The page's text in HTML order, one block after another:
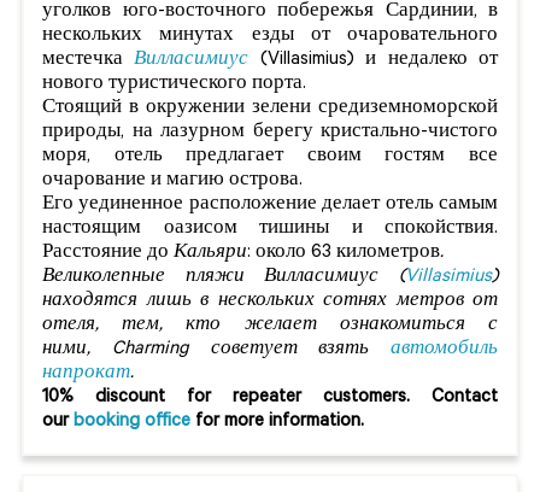
уголков юго-восточного побережья Сардинии, в
нескольких минутах езды от очаровательного
местечкаВилласимиус (Villasimius) и недалеко от
нового туристического порта.
Стоящий в окружении зелени средиземноморской
природы, на лазурном берегу кристально-чистого
моря, отель предлагает своим гостям все
очарование и магию острова.
Его уединенное расположение делает отель самым
настоящим оазисом тишины и спокойствия.
Расстояние до Кальяри: около 63 километров.
Великолепные пляжи Вилласимиус (Villasimius)
находятся лишь в нескольких сотнях метров от
отеля, тем, кто желает ознакомиться с
ними, Charming советует взять автомобиль
напрокат.
10% discount for repeater customers. Contact
ourbooking office for more information.